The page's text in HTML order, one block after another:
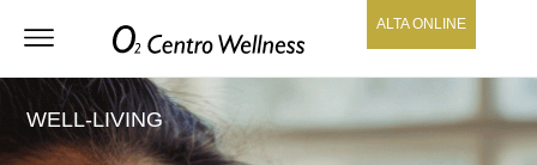
ALTA ONLINE
WELL-LIVING